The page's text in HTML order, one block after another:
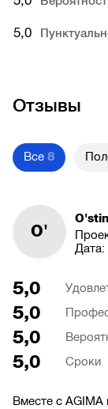
5,0
Отзывы
Все 8
O'
O'stin
Дата:
5,0
5,0
5,0
5,0 Сроки
Вместе с